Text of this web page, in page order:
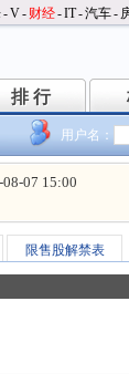
-V- 财经-IT-汽车-
排 行
排 行
用户名：
07 15:00
限售股解禁表